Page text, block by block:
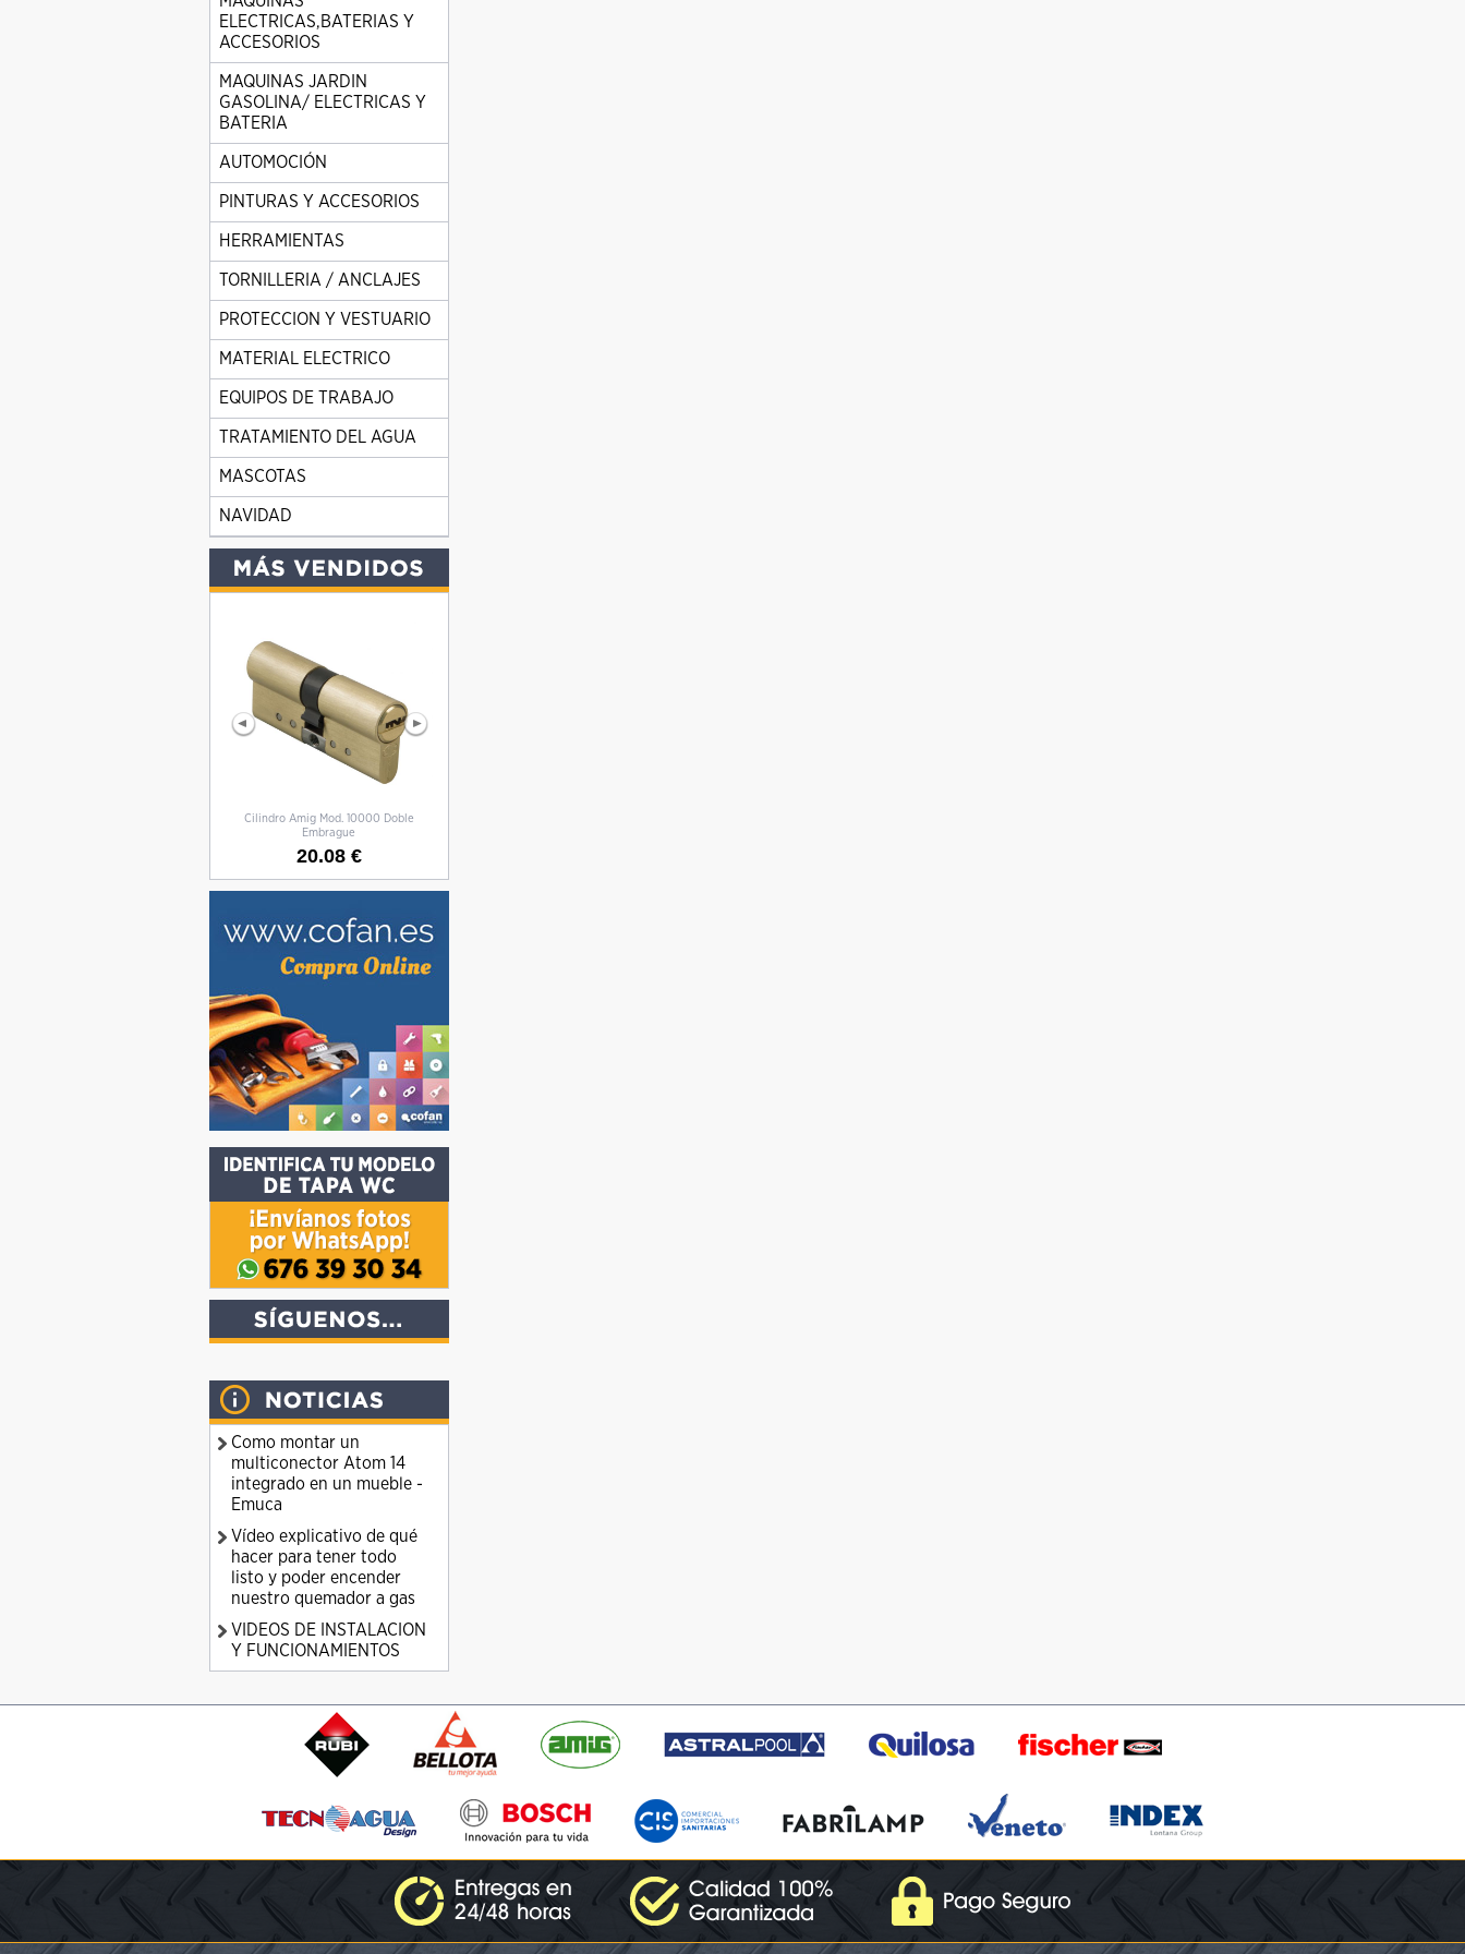
ELECTRICAS,BATERIAS Y
ACCESORIOS
MAQUINAS JARDIN
GASOLINA/ ELECTRICAS Y
BATERIA
AUTOMOCIÓN
PINTURAS Y ACCESORIOS
HERRAMIENTAS
TORNILLERIA / ANCLAJES
PROTECCION Y VESTUARIO
MATERIAL ELECTRICO
EQUIPOS DE TRABAJO
TRATAMIENTO DEL AGUA
MASCOTAS
NAVIDAD
Cilindro Amig Mod. 10000 Doble
Embrague
20.08 €
Como montar un
multiconector Atom 14
integrado en un mueble -
Emuca
Vídeo explicativo de qué
hacer para tener todo
listo y poder encender
nuestro quemador a gas
VIDEOS DE INSTALACION
Y FUNCIONAMIENTOS